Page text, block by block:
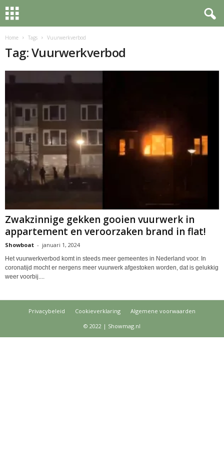
Home Tags Vuurwerkverbod
Tag: Vuurwerkverbod
Zwakzinnige gekken gooien vuurwerk in
appartement en veroorzaken brand in flat!
Showboat - januari 1, 2024
Het vuurwerkverbod komt in steeds meer gemeentes in Nederland voor. In
coronatijd mocht er nergens meer vuurwerk afgestoken worden, dat is gelukkig
weer voorbij....
Privacybeleid Cookieverklaring
Algemene voorwaarden
© 2022 | Showmag.nl